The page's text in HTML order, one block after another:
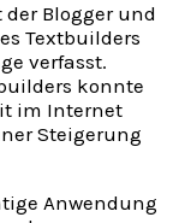
Blogger und
Textbuilders
verfasst.
konnte
im Internet
Steigerung
Anwendung